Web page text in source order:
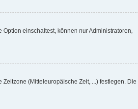
einschaltest, können nur Administratoren,
(Mitteleuropäische Zeit, ...) festlegen. Die